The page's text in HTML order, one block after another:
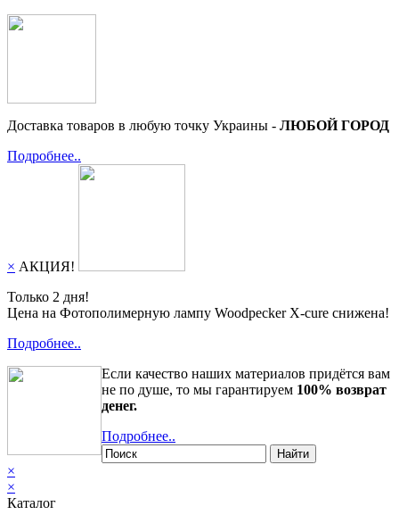
Доставка товаров в любую точку Украины - ЛЮБОЙ ГОРОД
Подробнее..
× АКЦИЯ!
Только 2 дня!
Цена на Фотополимерную лампу Woodpecker X-cure снижена!
Подробнее..
Если качество наших материалов придётся вам
не по душе, то мы гарантируем 100% возврат
денег.
Подробнее..
Найти
×
×
Каталог